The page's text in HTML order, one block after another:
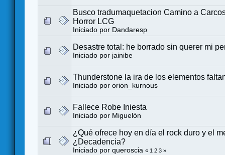
Busco tradumaquetacion Camino a
Horror LCG
Iniciado por Dandaresp
Desastre total: he borrado sin querer mi
Iniciado por jainibe
Thunderstone la ira de los elementos
Iniciado por orion_kurnous
Fallece Robe Iniesta
Iniciado por Miguelón
¿Qué ofrece hoy en día el rock duro y el
¿Decadencia?
Iniciado por queroscia « 1 2 3 »